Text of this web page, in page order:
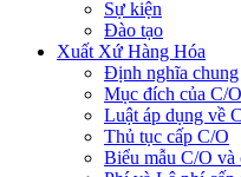
Sự kiện
Đào tạo
Xuất Xứ Hàng Hóa
Định nghĩa chung
Mục đích của C/O
Luật áp dụng về
Thủ tục cấp C/O
Biểu mẫu C/O và